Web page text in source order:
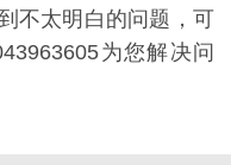
不太明白的问题，可
为您解决问